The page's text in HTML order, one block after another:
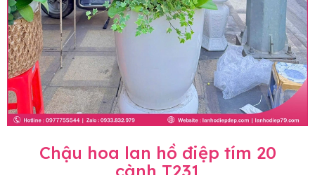
Chậu hoa lan hồ điệp tím 20
cành T231